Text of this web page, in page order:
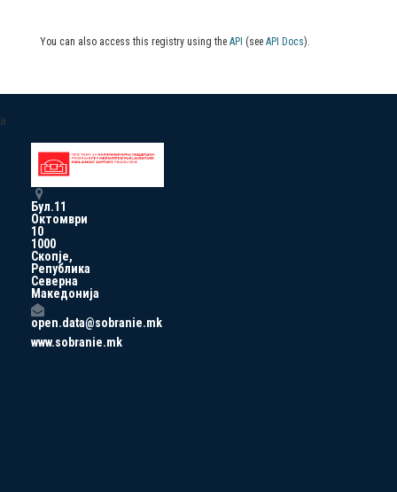
You can also access this registry using the API (see API Docs).
a
Бул.11
Октомври
10
1000
Скопје,
Република
Северна
Македонија
open.data@sobranie.mk
www.sobranie.mk